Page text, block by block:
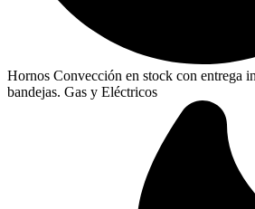
Hornos Convección en stock con entrega
bandejas. Gas y Eléctricos